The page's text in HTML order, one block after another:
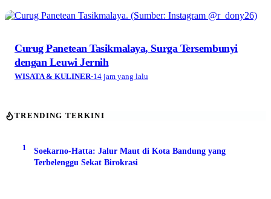
Curug Panetean Tasikmalaya, Surga Tersembunyi
dengan Leuwi Jernih
WISATA & KULINER·14 jam yang lalu
TRENDING TERKINI
1
Soekarno-Hatta: Jalur Maut di Kota Bandung yang
Terbelenggu Sekat Birokrasi